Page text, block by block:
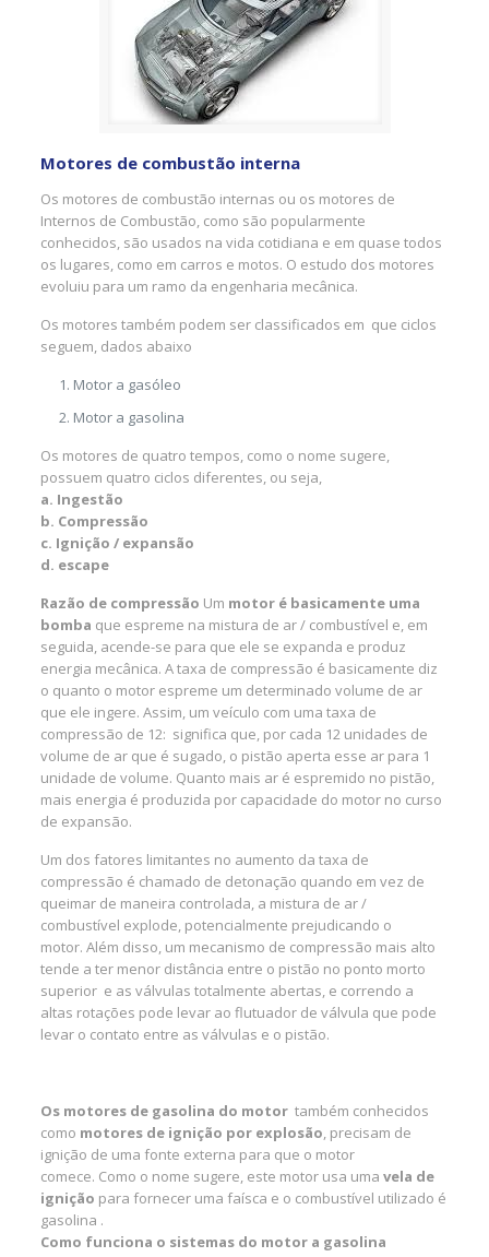
Motores de combustão interna
Os motores de combustão internas ou os motores de
Internos de Combustão, como são popularmente
conhecidos, são usados na vida cotidiana e em quase todos
os lugares, como em carros e motos. O estudo dos motores
evoluiu para um ramo da engenharia mecânica.
Os motores também podem ser classificados em que ciclos
seguem, dados abaixo
Motor a gasóleo
Motor a gasolina
Os motores de quatro tempos, como o nome sugere,
possuem quatro ciclos diferentes, ou seja,
a. Ingestão
b. Compressão
c. Ignição / expansão
d. escape
Razão de compressão Um motor é basicamente uma
bomba que espreme na mistura de ar / combustível e, em
seguida, acende-se para que ele se expanda e produz
energia mecânica. A taxa de compressão é basicamente diz
o quanto o motor espreme um determinado volume de ar
que ele ingere. Assim, um veículo com uma taxa de
compressão de 12: significa que, por cada 12 unidades de
volume de ar que é sugado, o pistão aperta esse ar para 1
unidade de volume. Quanto mais ar é espremido no pistão,
mais energia é produzida por capacidade do motor no curso
de expansão.
Um dos fatores limitantes no aumento da taxa de
compressão é chamado de detonação quando em vez de
queimar de maneira controlada, a mistura de ar /
combustível explode, potencialmente prejudicando o
motor. Além disso, um mecanismo de compressão mais alto
tende a ter menor distância entre o pistão no ponto morto
superior e as válvulas totalmente abertas, e correndo a
altas rotações pode levar ao flutuador de válvula que pode
levar o contato entre as válvulas e o pistão.
Os motores de gasolina do motor também conhecidos
como motores de ignição por explosão, precisam de
ignição de uma fonte externa para que o motor
comece. Como o nome sugere, este motor usa umavela de
ignição para fornecer uma faísca e o combustível utilizado é
gasolina .
Como funciona o sistemas do motor a gasolina